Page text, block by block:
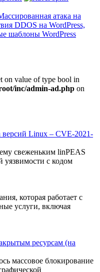
атака на
DDOS на WordPress,
шаблоны WordPress
on value of type bool in
inc/admin-ad.php on
версий Linux – CVE-2021-
свеженьким linPEAS
уязвимости с кодом
которая работает с
услуги, включая
ресурсам (на
массовое блокирование